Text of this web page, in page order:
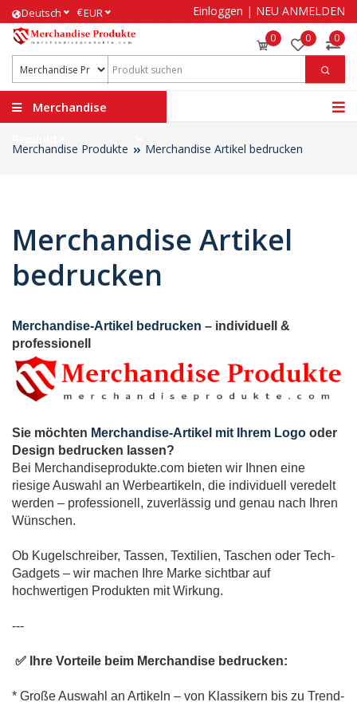
Deutsch €EUR Einloggen | NEU ANMELDEN
0 0 0
Merchandise
Merchandise Produkte Merchandise Artikel bedrucken
Merchandise Artikel
bedrucken
Merchandise-Artikel bedrucken – individuell &
professionell
Sie möchten Merchandise-Artikel mit Ihrem Logo oder
Design bedrucken lassen?
Bei Merchandiseprodukte.com bieten wir Ihnen eine
riesige Auswahl an Werbeartikeln, die individuell veredelt
werden – professionell, zuverlässig und genau nach Ihren
Wünschen.
Ob Kugelschreiber, Tassen, Textilien, Taschen oder Tech-
Gadgets – wir machen Ihre Marke sichtbar auf
hochwertigen Produkten mit Wirkung.
---
✅ Ihre Vorteile beim Merchandise bedrucken:
* Große Auswahl an Artikeln – von Klassikern bis zu Trend-